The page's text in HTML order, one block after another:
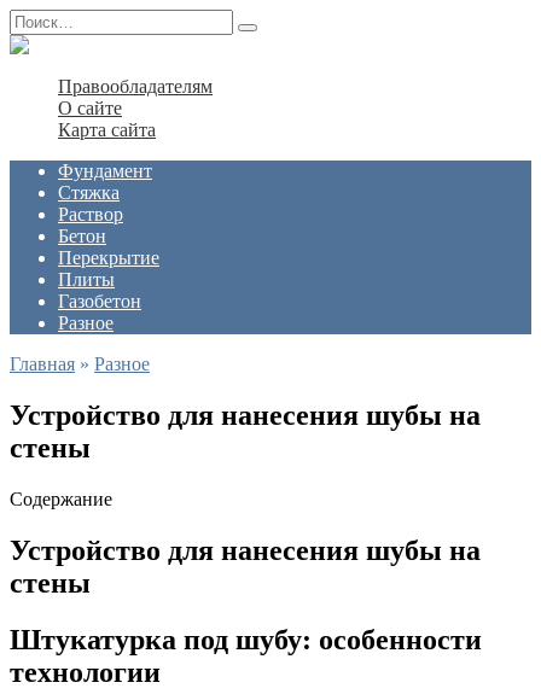
Перейти
к
Search
for:
Правообладателям
О сайте
Карта сайта
Фундамент
Стяжка
Раствор
Бетон
Перекрытие
Плиты
Газобетон
Разное
Главная » Разное
Устройство для нанесения шубы на
стены
Содержание
Устройство для нанесения шубы на
стены
Штукатурка под шубу: особенности
технологии